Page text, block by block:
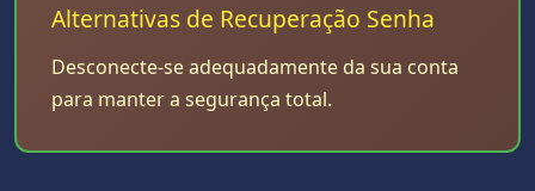
Alternativas de Recuperação Senha
Desconecte-se adequadamente da sua conta
para manter a segurança total.